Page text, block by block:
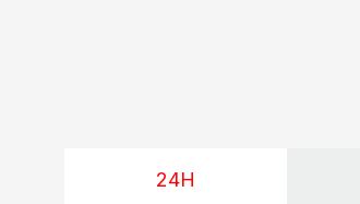
24H